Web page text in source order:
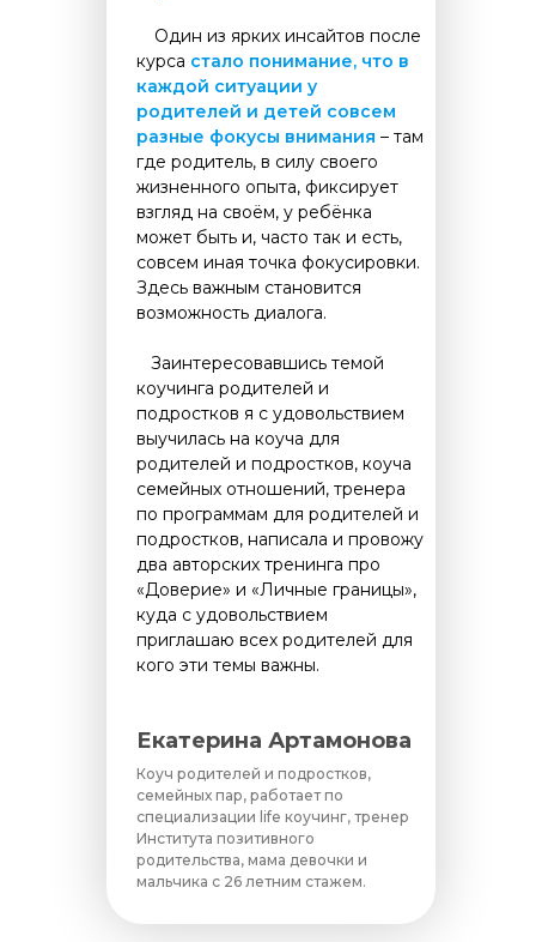
Екатерина Артамонова
Коуч родителей и подростков,
семейных пар, работает по
специализации life коучинг, тренер
Института позитивного
родительства, мама девочки и
мальчика с 26 летним стажем.
Один из ярких инсайтов после
курса стало понимание, что в
каждой ситуации у
родителей и детей совсем
разные фокусы внимания – там
где родитель, в силу своего
жизненного опыта, фиксирует
взгляд на своём, у ребёнка
может быть и, часто так и есть,
совсем иная точка фокусировки.
Здесь важным становится
возможность диалога.
Заинтересовавшись темой
коучинга родителей и
подростков я с удовольствием
выучилась на коуча для
родителей и подростков, коуча
семейных отношений, тренера
по программам для родителей и
подростков, написала и провожу
два авторских тренинга про
«Доверие» и «Личные границы»,
куда с удовольствием
приглашаю всех родителей для
кого эти темы важны.